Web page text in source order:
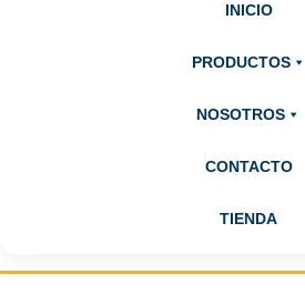
INICIO
PRODUCTOS
NOSOTROS
CONTACTO
TIENDA